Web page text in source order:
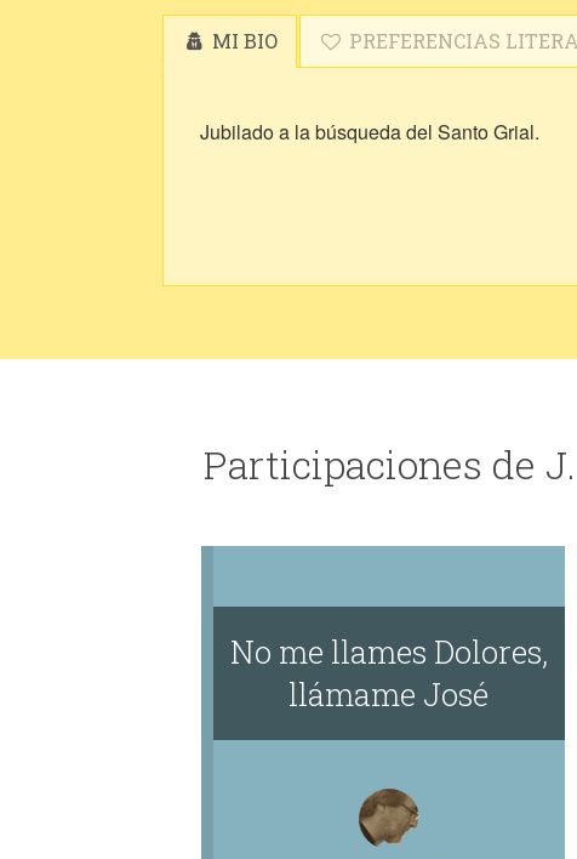
MI BIO PREFERENCIAS
Jubilado a la búsqueda del Santo Grial.
Participaciones de
No me llames Dolores,
llámame José